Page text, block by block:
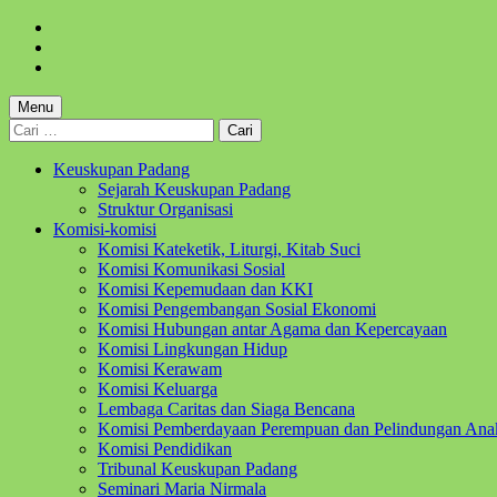
content
footer
Menu
Cari
untuk:
Keuskupan Padang
Sejarah Keuskupan Padang
Struktur Organisasi
Komisi-komisi
Komisi Kateketik, Liturgi, Kitab Suci
Komisi Komunikasi Sosial
Komisi Kepemudaan dan KKI
Komisi Pengembangan Sosial Ekonomi
Komisi Hubungan antar Agama dan Kepercayaan
Komisi Lingkungan Hidup
Komisi Kerawam
Komisi Keluarga
Lembaga Caritas dan Siaga Bencana
Komisi Pemberdayaan Perempuan dan Pelindungan
Komisi Pendidikan
Tribunal Keuskupan Padang
Seminari Maria Nirmala